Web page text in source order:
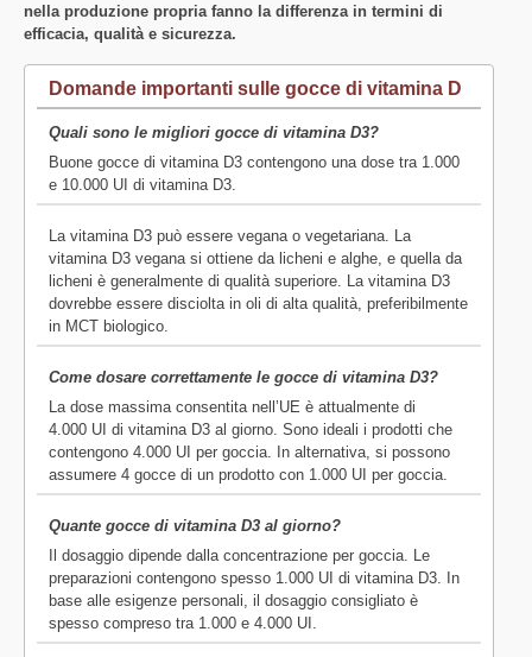
nella produzione propria fanno la differenza in termini di
efficacia, qualità e sicurezza.
Domande importanti sulle gocce di vitamina D
Quali sono le migliori gocce di vitamina D3?
Buone gocce di vitamina D3 contengono una dose tra 1.000
e 10.000 UI di vitamina D3.
La vitamina D3 può essere vegana o vegetariana. La
vitamina D3 vegana si ottiene da licheni e alghe, e quella da
licheni è generalmente di qualità superiore. La vitamina D3
dovrebbe essere disciolta in oli di alta qualità, preferibilmente
in MCT biologico.
Come dosare correttamente le gocce di vitamina D3?
La dose massima consentita nell’UE è attualmente di
4.000 UI di vitamina D3 al giorno. Sono ideali i prodotti che
contengono 4.000 UI per goccia. In alternativa, si possono
assumere 4 gocce di un prodotto con 1.000 UI per goccia.
Quante gocce di vitamina D3 al giorno?
Il dosaggio dipende dalla concentrazione per goccia. Le
preparazioni contengono spesso 1.000 UI di vitamina D3. In
base alle esigenze personali, il dosaggio consigliato è
spesso compreso tra 1.000 e 4.000 UI.